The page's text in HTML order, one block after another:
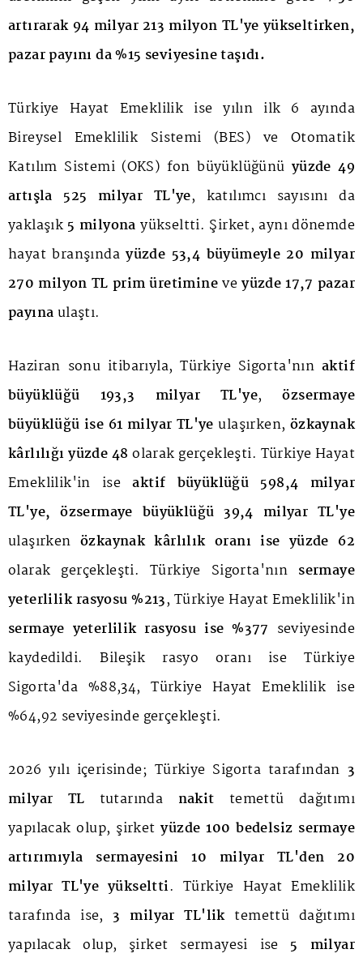
artırarak 94 milyar 213 milyon TL'ye yükseltirken,
pazar payını da %15 seviyesine taşıdı.
Türkiye Hayat Emeklilik ise yılın ilk 6 ayında
Bireysel Emeklilik Sistemi (BES) ve Otomatik
Katılım Sistemi (OKS) fon büyüklüğünü yüzde 49
artışla 525 milyar TL'ye, katılımcı sayısını da
yaklaşık 5 milyona yükseltti. Şirket, aynı dönemde
hayat branşındayüzde 53,4 büyümeyle 20 milyar
270 milyon TL prim üretimineveyüzde 17,7 pazar
payına ulaştı.
Haziran sonu itibarıyla, Türkiye Sigorta'nın aktif
büyüklüğü 193,3 milyar TL'ye,özsermaye
büyüklüğü ise 61 milyar TL'ye ulaşırken, özkaynak
kârlılığı yüzde 48olarak gerçekleşti. Türkiye Hayat
Emeklilik'in iseaktif büyüklüğü 598,4 milyar
TL'ye, özsermaye büyüklüğü 39,4 milyar TL'ye
ulaşırken özkaynak kârlılık oranı ise yüzde 62
olarak gerçekleşti. Türkiye Sigorta'nın sermaye
yeterlilik rasyosu %213, Türkiye Hayat Emeklilik'in
sermaye yeterlilik rasyosu ise %377 seviyesinde
kaydedildi. Bileşik rasyo oranı ise Türkiye
Sigorta'da %88,34, Türkiye Hayat Emeklilik ise
%64,92 seviyesinde gerçekleşti.
2026 yılı içerisinde; Türkiye Sigorta tarafından 3
milyar TL tutarında nakit temettü dağıtımı
yapılacak olup, şirketyüzde 100 bedelsiz sermaye
artırımıyla
sermayesini 10 milyar TL'den 20
milyar TL'ye yükseltti. Türkiye Hayat Emeklilik
tarafında ise,3 milyar TL'liktemettü dağıtımı
yapılacak olup, şirket sermayesi ise 5 milyar